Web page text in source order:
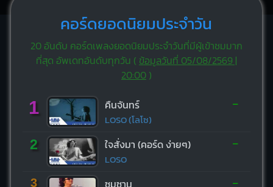
คอร์ดยอดนิยมประจำวัน
20 อันดับ คอร์ดเพลงยอดนิยมประจำวันที่มีผู้เข้าชมมาก
ที่สุด อัพเดทอันดับทุกวัน ( ข้อมูลวันที่ 05/08/2569 |
20:00)
1 คืนจันทร์
LOSO (โลโซ)
-
2 ใจสั่งมา (คอร์ด ง่ายๆ)
LOSO
-
3 ซมซาน -